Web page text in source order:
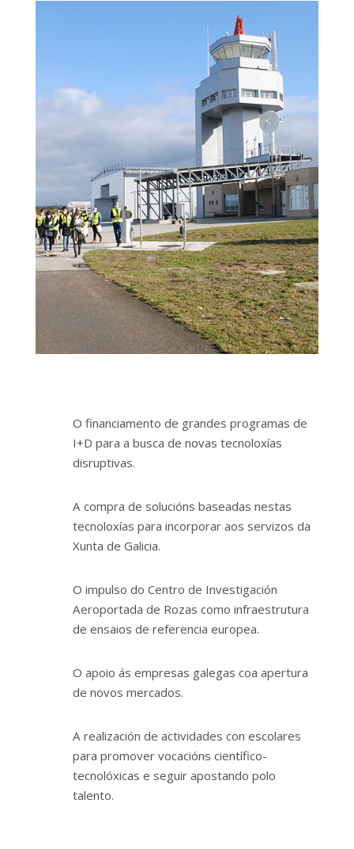
O financiamento de grandes programas de
I+D para a busca de novas tecnoloxías
disruptivas.
A compra de solucións baseadas nestas
tecnoloxías para incorporar aos servizos da
Xunta de Galicia.
O impulso do Centro de Investigación
Aeroportada de Rozas como infraestrutura
de ensaios de referencia europea.
O apoio ás empresas galegas coa apertura
de novos mercados.
A realización de actividades con escolares
para promover vocacións científico-
tecnolóxicas e seguir apostando polo
talento.